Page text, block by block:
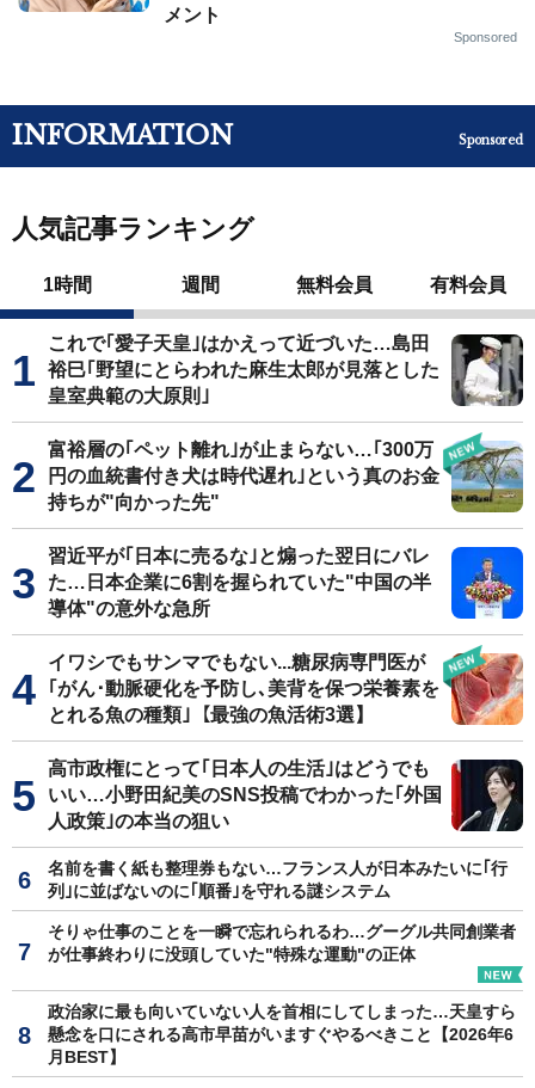
メント
Sponsored
INFORMATION Sponsored
人気記事ランキング
1時間 週間 無料会員 有料会員
これで｢愛子天皇｣はかえって近づいた…島田
裕巳｢野望にとらわれた麻生太郎が見落とした
皇室典範の大原則｣
富裕層の｢ペット離れ｣が止まらない…｢300万
円の血統書付き犬は時代遅れ｣という真のお金
持ちが"向かった先"
習近平が｢日本に売るな｣と煽った翌日にバレ
た…日本企業に6割を握られていた"中国の半
導体"の意外な急所
イワシでもサンマでもない...糖尿病専門医が
｢がん･動脈硬化を予防し､美背を保つ栄養素を
とれる魚の種類｣【最強の魚活術3選】
高市政権にとって｢日本人の生活｣はどうでも
いい…小野田紀美のSNS投稿でわかった｢外国
人政策｣の本当の狙い
名前を書く紙も整理券もない…フランス人が日本みたいに｢行
列｣に並ばないのに｢順番｣を守れる謎システム
そりゃ仕事のことを一瞬で忘れられるわ…グーグル共同創業者
が仕事終わりに没頭していた"特殊な運動"の正体
政治家に最も向いていない人を首相にしてしまった…天皇すら
懸念を口にされる高市早苗がいますぐやるべきこと【2026年6
月BEST】